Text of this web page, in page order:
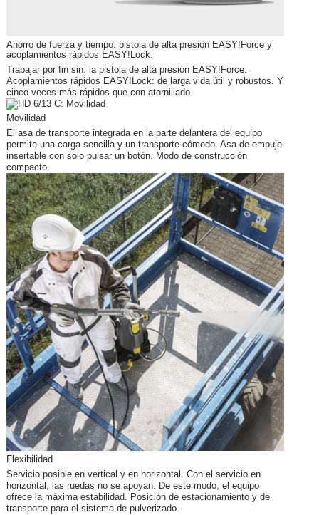
Ahorro de fuerza y tiempo: pistola de alta presión EASY!Force y
acoplamientos rápidos EASY!Lock
Trabajar por fin sin: la pistola de alta presión EASY!Force
Acoplamientos rápidos EASY!Lock: de larga vida útil y robustos. Y
cinco veces más rápidos que con atornillado.
Movilidad
El asa de transporte integrada en la parte delantera del equipo
permite una carga sencilla y un transporte cómodo. Asa de empuje
insertable con solo pulsar un botón. Modo de construcción
compacto.
Flexibilidad
Servicio posible en vertical y en horizontal. Con el servicio en
horizontal, las ruedas no se apoyan. De este modo, el equipo
ofrece la máxima estabilidad. Posición de estacionamiento y de
transporte para el sistema de pulverizado.